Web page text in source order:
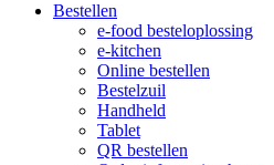
Bestellen
e-food besteloplossing
e-kitchen
Online bestellen
Bestelzuil
Handheld
Tablet
QR bestellen